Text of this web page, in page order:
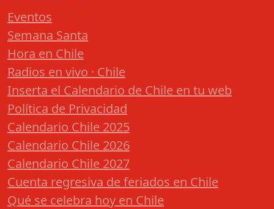
Eventos
Semana Santa
Hora en Chile
Radios en vivo · Chile
Inserta el Calendario de Chile en tu web
Política de Privacidad
Calendario Chile 2025
Calendario Chile 2026
Calendario Chile 2027
Cuenta regresiva de feriados en Chile
Qué se celebra hoy en Chile